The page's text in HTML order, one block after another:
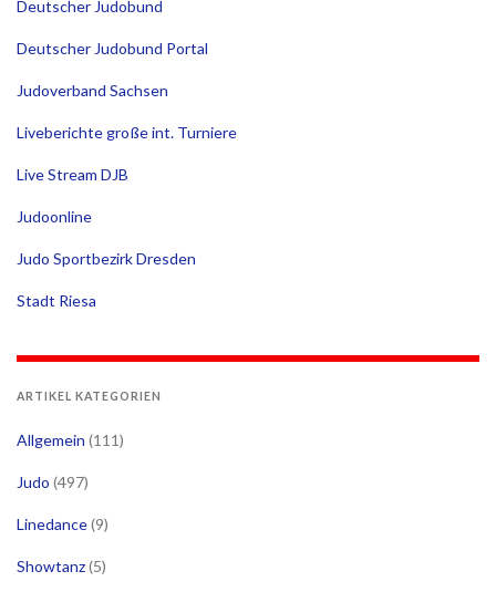
Deutscher Judobund
Deutscher Judobund Portal
Judoverband Sachsen
Liveberichte große int. Turniere
Live Stream DJB
Judoonline
Judo Sportbezirk Dresden
Stadt Riesa
ARTIKEL KATEGORIEN
Allgemein (111)
Judo (497)
Linedance(9)
Showtanz(5)